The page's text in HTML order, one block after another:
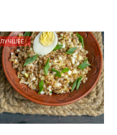
ЛУЧШЕЕ